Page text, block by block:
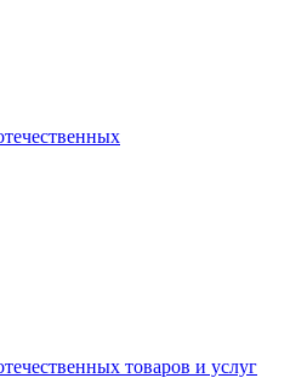
товаров и услуг